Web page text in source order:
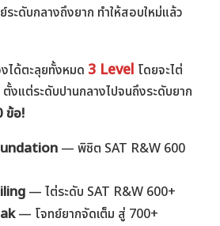
ระดับกลางถึงยาก ทำให้สอบใหม่แล้ว
ได้ตะลุยทั้งหมด 3 Level โดยจะไต่
งแต่ระดับปานกลางไปจนถึงระดับยาก
ข้อ!
— พิชิต SAT R&W 600
— ไต่ระดับ SAT R&W 600+
— โจทย์ยากจัดเต็ม สู่ 700+